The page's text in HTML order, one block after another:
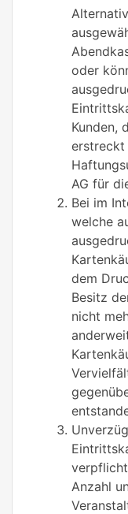
oder
Kunden,
erstreckt
AG für
Bei im
welche
dem
Besitz
nicht
Anzahl